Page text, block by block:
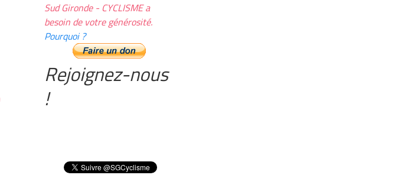
Sud Gironde - CYCLISME a
besoin de votre générosité.
Pourquoi ?
Rejoignez-nous
!